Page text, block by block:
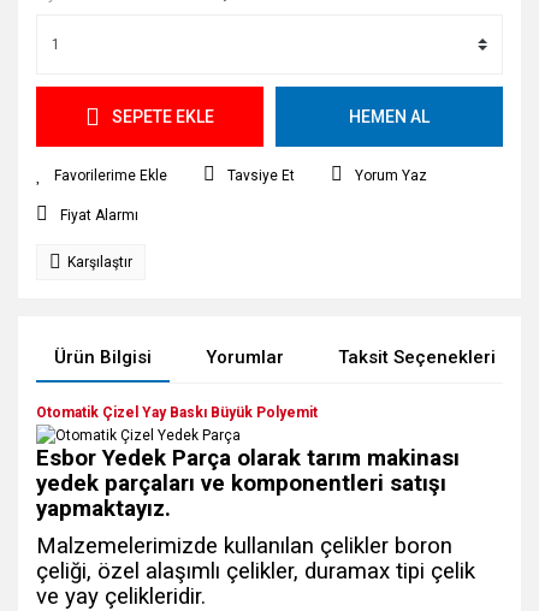
SEPETE EKLE HEMEN AL
Tavsiye Et Yorum Yaz
Fiyat Alarmı
Karşılaştır
Ürün Bilgisi Yorumlar Taksit Seçenekleri
Otomatik Çizel Yay Baskı Büyük Polyemit
Esbor Yedek Parça olarak tarım makinası
yedek parçaları ve komponentleri satışı
yapmaktayız.
Malzemelerimizde kullanılan çelikler boron
çeliği, özel alaşımlı çelikler, duramax tipi çelik
ve yay çelikleridir.